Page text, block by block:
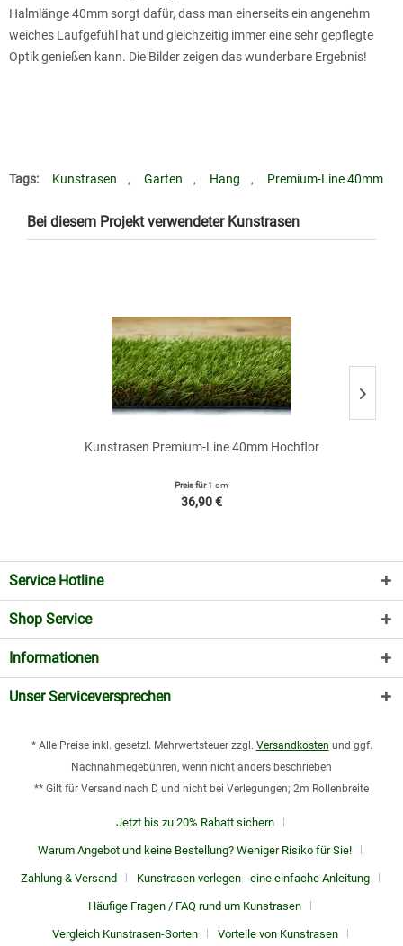
Halmlänge 40mm sorgt dafür, dass man einerseits ein angenehm
weiches Laufgefühl hat und gleichzeitig immer eine sehr gepflegte
Optik genießen kann. Die Bilder zeigen das wunderbare Ergebnis!
Tags: Kunstrasen , Garten , Hang , Premium-Line 40mm
Bei diesem Projekt verwendeter Kunstrasen
Kunstrasen Premium-Line 40mm Hochflor
Preis für1 qm
36,90 €
Service Hotline
Shop Service
Informationen
Unser Serviceversprechen
* Alle Preise inkl. gesetzl. Mehrwertsteuer zzgl. Versandkosten und ggf.
Nachnahmegebühren, wenn nicht anders beschrieben
** Gilt für Versand nach D und nicht bei Verlegungen; 2m Rollenbreite
Jetzt bis zu 20% Rabatt sichern
Warum Angebot und keine Bestellung? Weniger Risiko für Sie!
Zahlung & Versand Kunstrasen verlegen - eine einfache Anleitung
Häufige Fragen / FAQ rund um Kunstrasen
Vergleich Kunstrasen-Sorten Vorteile von Kunstrasen